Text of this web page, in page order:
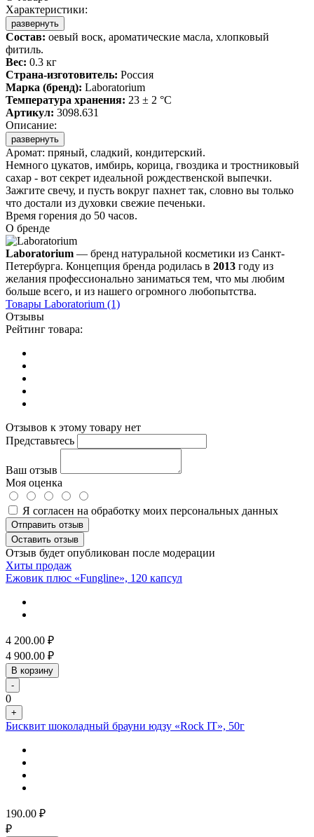
Характеристики:
развернуть
Состав: оевый воск, ароматические масла, хлопковый
фитиль.
Вес: 0.3 кг
Страна-изготовитель: Россия
Марка (бренд): Laboratorium
Температура хранения: 23 ± 2 °C
Артикул: 3098.631
Описание:
развернуть
Аромат: пряный, сладкий, кондитерский.
Немного цукатов, имбирь, корица, гвоздика и тростниковый
сахар - вот секрет идеальной рождественской выпечки.
Зажгите свечу, и пусть вокруг пахнет так, словно вы только
что достали из духовки свежие печеньки.
Время горения до 50 часов.
О бренде
Laboratorium — бренд натуральной косметики из Санкт-
Петербурга. Концепция бренда родилась в 2013 году из
желания профессионально заниматься тем, что мы любим
больше всего, и из нашего огромного любопытства.
Товары Laboratorium (1)
Отзывы
Рейтинг товара:
Отзывов к этому товару нет
Представьтесь
Ваш отзыв
Моя оценка
Я согласен на обработку моих персональных данных
Отправить отзыв
Оставить отзыв
Отзыв будет опубликован после модерации
Хиты продаж
Ежовик плюс «Fungline», 120 капсул
4 200.00 ₽
4 900.00 ₽
В корзину
-
0
+
Бисквит шоколадный брауни юдзу «Rock IT», 50г
190.00 ₽
₽